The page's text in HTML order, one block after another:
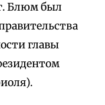
Блюм был
главы